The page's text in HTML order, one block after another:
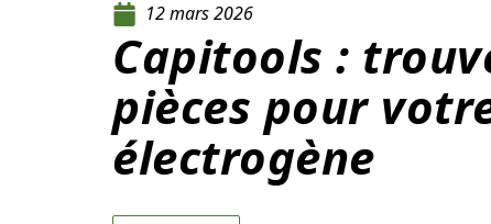
12 mars 2026
Capitools :
pièces pour
électrogène